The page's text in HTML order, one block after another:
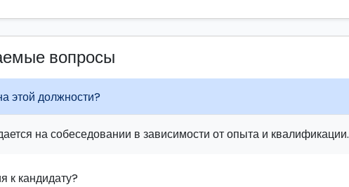
вопросы
этой должности?
на собеседовании в зависимости от опыта и квалификации.
к кандидату?